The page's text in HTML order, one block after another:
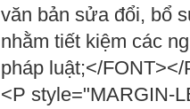
văn bản sửa đổi, bổ
nhằm tiết kiệm các
pháp luật;</FONT></
<P style="MARGIN-